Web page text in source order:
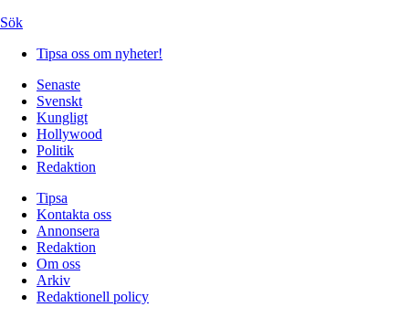
Sök
Tipsa oss om nyheter!
Senaste
Svenskt
Kungligt
Hollywood
Politik
Redaktion
Tipsa
Kontakta oss
Annonsera
Redaktion
Om oss
Arkiv
Redaktionell policy